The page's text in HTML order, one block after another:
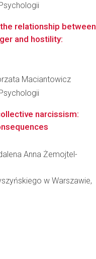
relationship between
and hostility:
Maciantowicz
narcissism:
Anna Żemojtel-
w Warszawie,